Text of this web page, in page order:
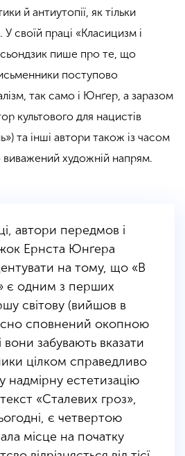
й антиутопії, як тільки
У своїй праці «Класицизм і
пише про те, що
поступово
так само і Юнґер, а заразом
культового для нацистів
та інші автори також із часом
виважений художній напрям.
автори передмов і
Ернста Юнґера
на тому, що «В
є одним з перших
світову (вийшов в
сповнений окопною
забувають вказати
цілком справедливо
надмірну естетизацію
«Сталевих гроз»,
є четвертою
місце на початку